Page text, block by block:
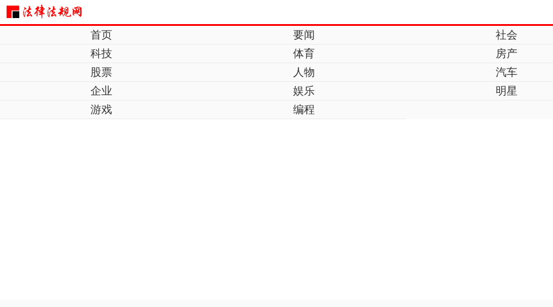
首页
要闻 社会
科技
体育 房产
股票
人物 汽车
企业
娱乐 明星
游戏
编程